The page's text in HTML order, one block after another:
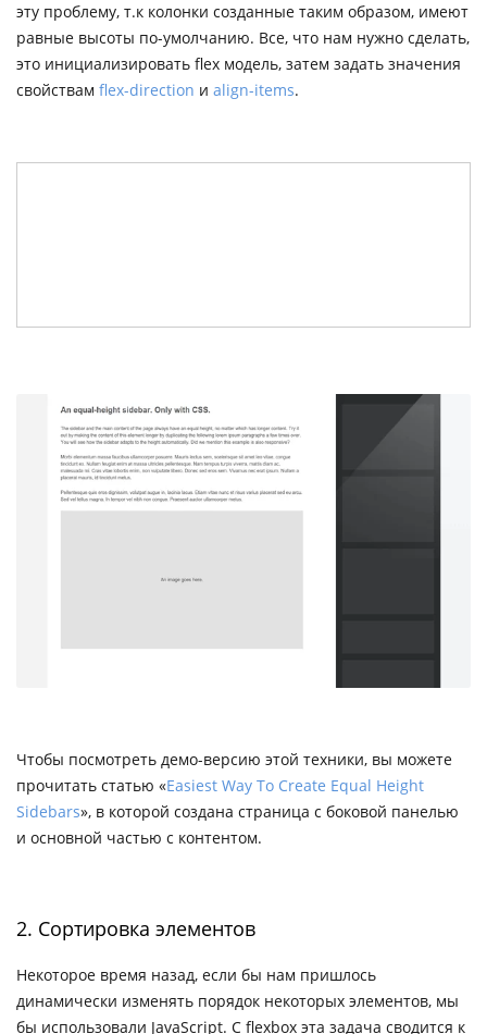
эту проблему, т.к колонки созданные таким образом, имеют
равные высоты по-умолчанию. Все, что нам нужно сделать,
это инициализировать flex модель, затем задать значения
свойствам flex-direction и align-items.
Чтобы посмотреть демо-версию этой техники, вы можете
прочитать статью «Easiest Way To Create Equal Height
Sidebars», в которой создана страница с боковой панелью
и основной частью с контентом.
2. Сортировка элементов
Некоторое время назад, если бы нам пришлось
динамически изменять порядок некоторых элементов, мы
бы использовали JavaScript. С flexbox эта задача сводится к